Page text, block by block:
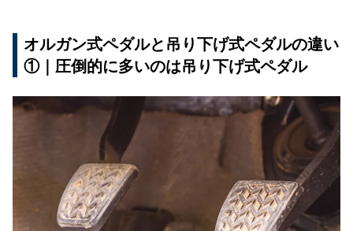
オルガン式ペダルと吊り下げ式ペダルの違い
①｜圧倒的に多いのは吊り下げ式ペダル